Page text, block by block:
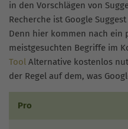
in den Vorschlägen von
Recherche ist Google Suggest
Denn hier kommen nach ein
meistgesuchten Begriffe im
Tool Alternative kostenlos
der Regel auf dem, was
Pro